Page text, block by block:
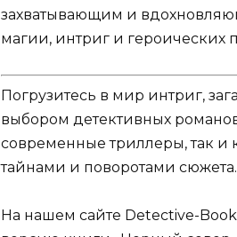
захватывающим и
магии, интриг и героических
Погрузитесь в мир интриг,
выбором детективных
современные триллеры, так и
тайнами и поворотами сюжета.
На нашем сайте Detective-